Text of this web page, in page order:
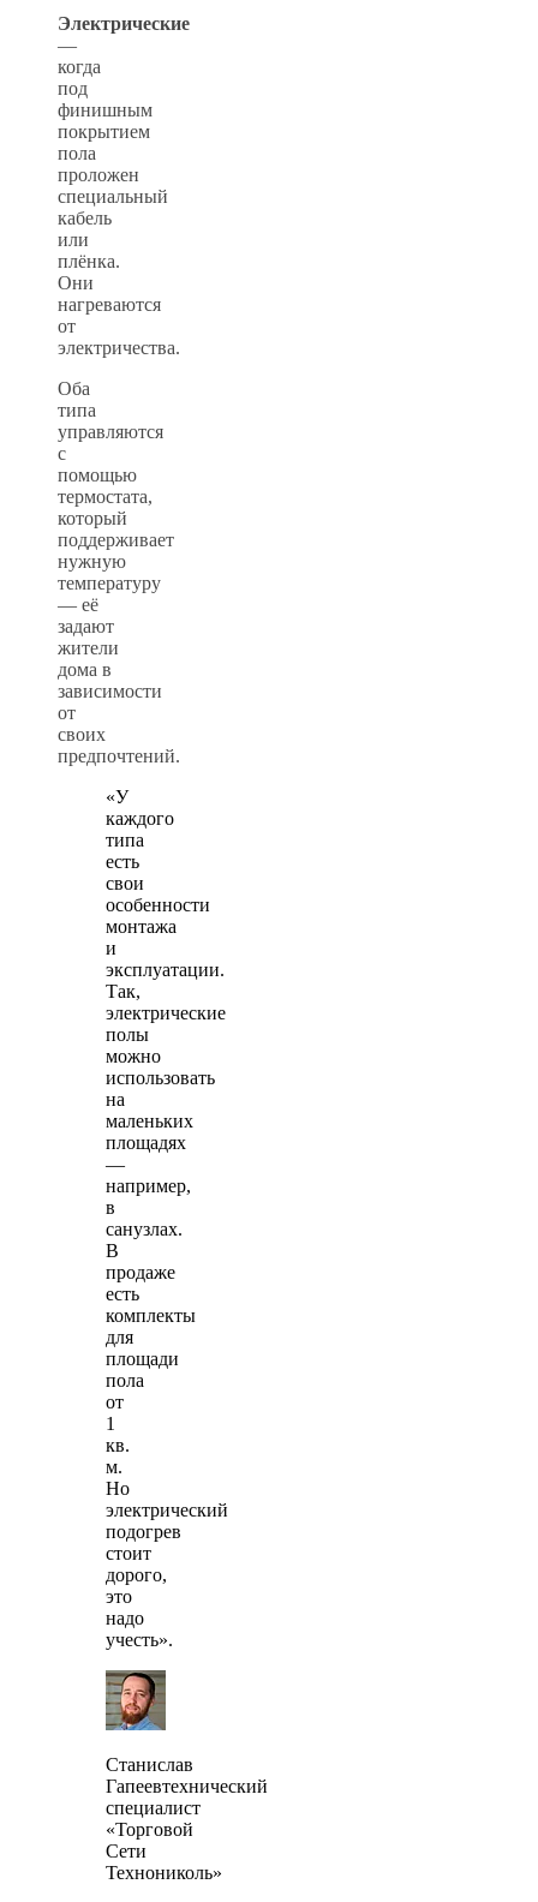
Электрические
—
когда
под
финишным
покрытием
пола
проложен
специальный
кабель
или
плёнка.
Они
нагреваются
от
электричества.
Оба
типа
управляются
с
помощью
термостата,
который
поддерживает
нужную
температуру
— её
задают
жители
дома в
зависимости
от
своих
предпочтений.
«У
каждого
типа
есть
свои
особенности
монтажа
и
эксплуатации.
Так,
электрические
полы
можно
использовать
на
маленьких
площадях
—
например,
в
санузлах.
В
продаже
есть
комплекты
для
площади
пола
от
1
кв.
м.
Но
электрический
подогрев
стоит
дорого,
это
надо
учесть».
Станислав
Гапеевтехнический
специалист
«Торговой
Сети
Технониколь»